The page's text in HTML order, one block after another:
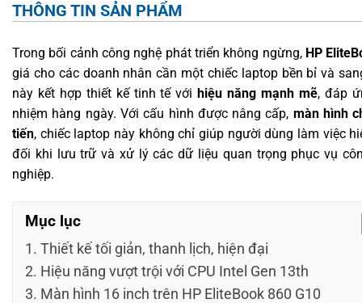
THÔNG TIN SẢN PHẨM
Trong bối cảnh công nghệ phát triển không ngừng, HP
giá cho các doanh nhân cần một chiếc laptop bền bỉ và
này kết hợp thiết kế tinh tế với hiệu năng mạnh mẽ, đáp
nhiệm hàng ngày. Với cấu hình được nâng cấp, màn hình
tiến, chiếc laptop này không chỉ giúp người dùng làm việc
đối khi lưu trữ và xử lý các dữ liệu quan trọng phục vụ
nghiệp.
Mục lục
Thiết kế tối giản, thanh lịch, hiện đại
Hiệu năng vượt trội với CPU Intel Gen 13th
Màn hình 16 inch trên HP EliteBook 860 G10